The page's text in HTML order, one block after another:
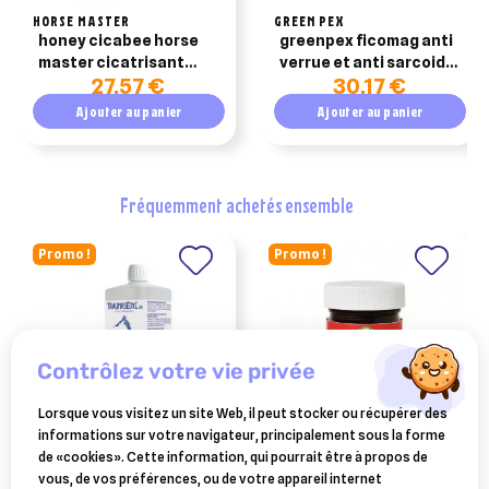
HORSE MASTER
honey cicabee horse
master cicatrisant
exceptionnel pour
chevaux 250ml
27,57 €
Ajouter au panier
GREEN PEX
greenpex ficomag anti
verrue et anti sarcoide
cheval – seau de 1.3kg
30,17 €
Ajouter au panier
fréquemment achetés ensemble
Promo !
BOIRON
traumasedyl 1 litre solution
Promo !
AUDEVARD
redbalm pot 28.5g
contrôlez votre vie privée
Lorsque vous visitez un site Web, il peut stocker ou récupérer des
informations sur votre navigateur, principalement sous la forme
de «cookies». Cette information, qui pourrait être à propos de
vous, de vos préférences, ou de votre appareil internet